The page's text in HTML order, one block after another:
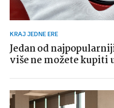
KRAJ JEDNE ERE
Jedan od
više ne možete kupiti